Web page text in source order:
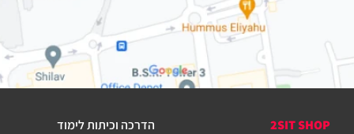
2SIT SHOP
הדרכה וכיתות לימוד